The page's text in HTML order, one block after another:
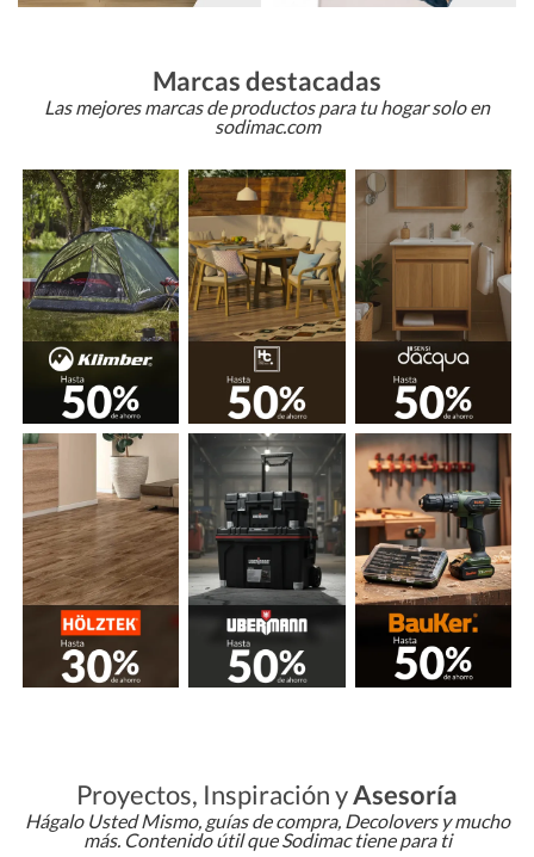
Marcas destacadas
Las mejores marcas de productos para tu hogar solo en
sodimac.com
Proyectos, Inspiración yAsesoría
Hágalo Usted Mismo, guías de compra, Decolovers y mucho
más. Contenido útil que Sodimac tiene para ti